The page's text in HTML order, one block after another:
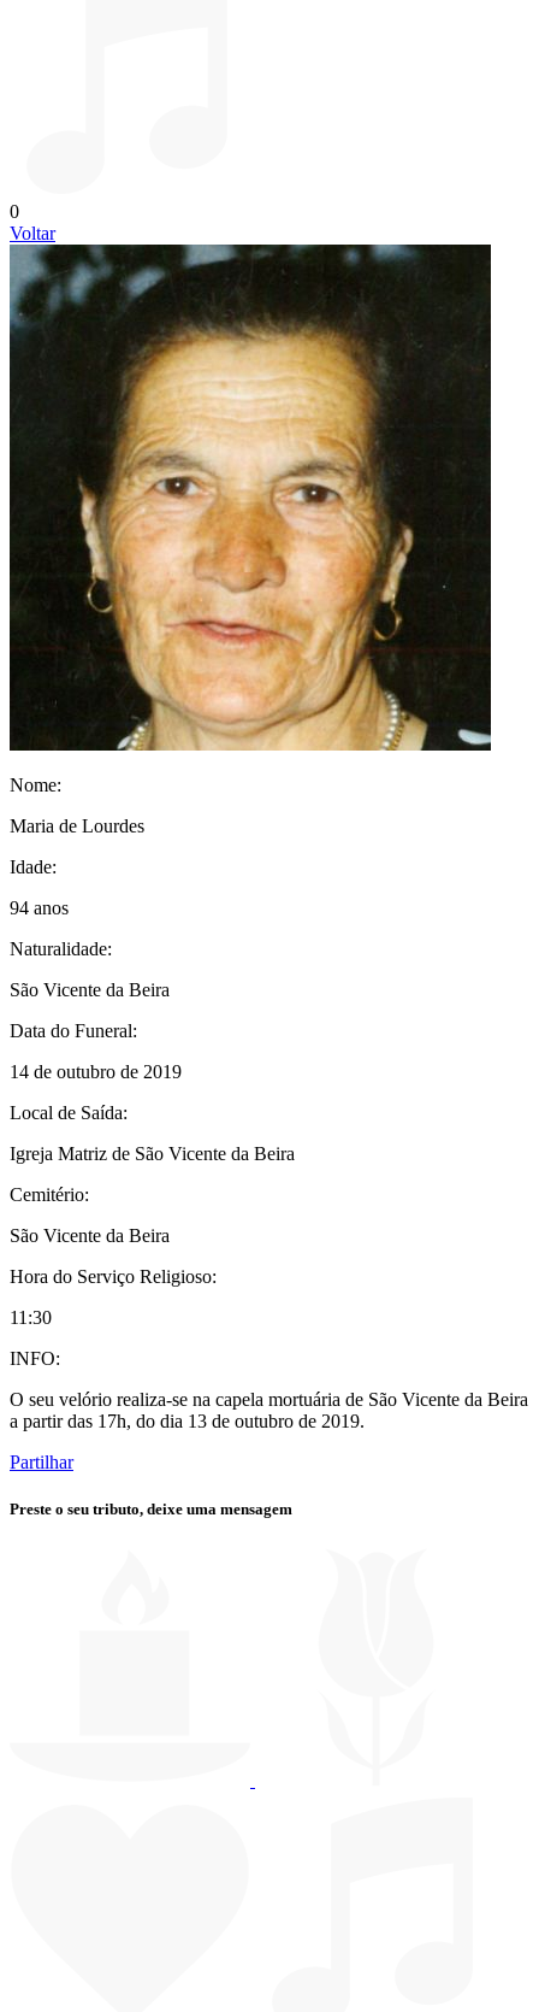
0
Voltar
Nome:
Maria de Lourdes
Idade:
94 anos
Naturalidade:
São Vicente da Beira
Data do Funeral:
14 de outubro de 2019
Local de Saída:
Igreja Matriz de São Vicente da Beira
Cemitério:
São Vicente da Beira
Hora do Serviço Religioso:
11:30
INFO:
O seu velório realiza-se na capela mortuária de São Vicente da Beira
a partir das 17h, do dia 13 de outubro de 2019.
Partilhar
Preste o seu tributo, deixe uma mensagem